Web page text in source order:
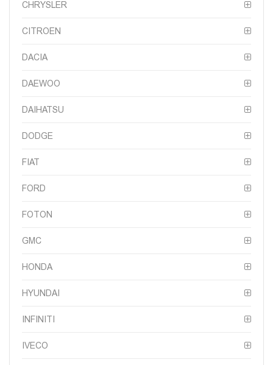
CHRYSLER
CITROEN
DACIA
DAEWOO
DAIHATSU
DODGE
FIAT
FORD
FOTON
GMC
HONDA
HYUNDAI
INFINITI
IVECO